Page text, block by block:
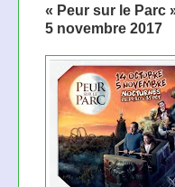
« Peur sur le Parc
5 novembre 2017